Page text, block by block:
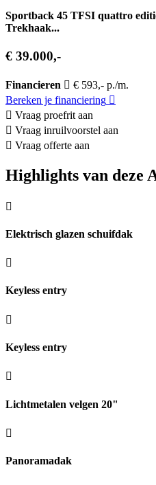
Sportback 45 TFSI quattro
Trekhaak...
€ 39.000,-
Financieren
€ 593,- p./m.
Bereken je financiering
Vraag proefrit aan
Vraag inruilvoorstel aan
Vraag offerte aan
Highlights van deze
Elektrisch glazen schuifdak
Keyless entry
Keyless entry
Lichtmetalen velgen 20"
Panoramadak